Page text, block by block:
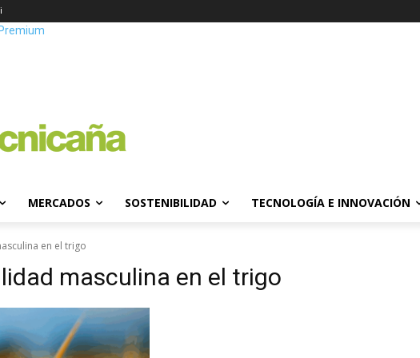
MERCADOS SOSTENIBILIDAD TECNOLOGÍA E INNOVACIÓN
en el trigo
masculina en el trigo